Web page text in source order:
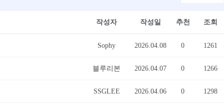
작성자 작성일 추천 조회
Sophy 2026.04.08 0 1261
블루리본 2026.04.07 0 1266
SSGLEE 2026.04.06 0 1298